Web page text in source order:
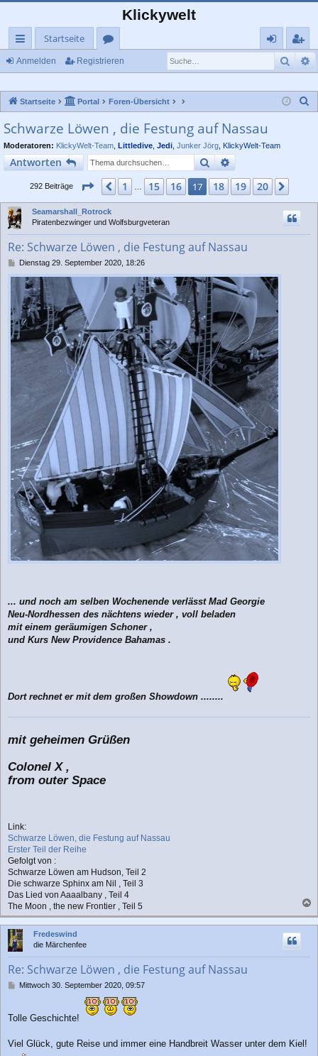
Klickywelt
ch
llz
ug
rif
f
Startseite
or
de
n
eg
rie
Anmelden Registrieren
Startseite Portal Foren-Übersicht
Schwarze Löwen , die Festung auf Nassau
Moderatoren: KlickyWelt-Team Littledive Jedi Junker Jörg KlickyWelt-Team
Antworten SucheErweiterte Suche
292 Beiträge Seite17 von20
Vorherige
1 15 16 17 18 19 20
Seamarshall_Rotrock
Piratenbezwinger und Wolfsburgveteran
Re: Schwarze Löwen , die Festung auf Nassau
B
e
r
a
g
Dienstag 29. September 2020, 18:26
... und noch am selben Wochenende verlässt Mad Georgie
Neu-Nordhessen des nächtens wieder , voll beladen
mit einem geräumigen Schoner ,
und Kurs New Providence Bahamas .
Dort rechnet er mit dem großen Showdown ........
mit geheimen Grüßen
Colonel X ,
from outer Space
Link:
Schwarze Löwen, die Festung auf Nassau
Erster Teil der Reihe
Gefolgt von :
Schwarze Löwen am Hudson, Teil 2
Die schwarze Sphinx am Nil , Teil 3
Das Lied von Aaaalbany , Teil 4
The Moon , the new Frontier , Teil 5
a
c
Fredeswind
die Märchenfee
Re: Schwarze Löwen , die Festung auf Nassau
B
t
g
Mittwoch 30. September 2020, 09:57
Tolle Geschichte!
Viel Glück, gute Reise und immer eine Handbreit Wasser unter dem Kiel!